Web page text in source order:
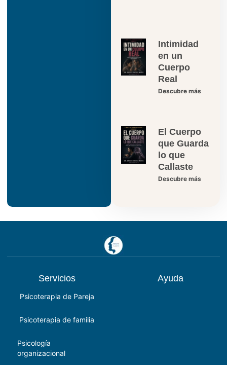
Intimidad
en un
Cuerpo
Real
Descubre más
El Cuerpo
que Guarda
lo que
Callaste
Descubre más
Servicios
Psicoterapia de Pareja
Psicoterapia de familia
Psicología
organizacional
Ayuda